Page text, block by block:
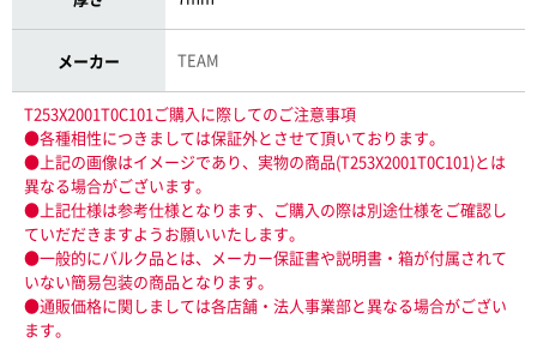
メーカー TEAM
T253X2001T0C101ご購入に際してのご注意事項
●各種相性につきましては保証外とさせて頂いております。
●上記の画像はイメージであり、実物の商品(T253X2001T0C101)とは
異なる場合がございます。
●上記仕様は参考仕様となります、ご購入の際は別途仕様をご確認し
ていだだきますようお願いいたします。
●一般的にバルク品とは、メーカー保証書や説明書・箱が付属されて
いない簡易包装の商品となります。
●通販価格に関しましては各店舗・法人事業部と異なる場合がござい
ます。